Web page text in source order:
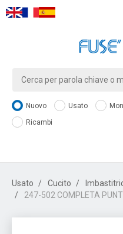
Nuovo Usato
Ricambi
Usato Cucito
247-502 COMPLETA